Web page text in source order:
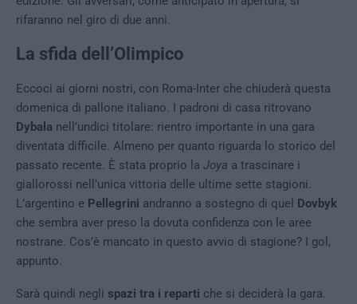
rifaranno nel giro di due anni.
La sfida dell’Olimpico
Eccoci ai giorni nostri, con Roma-Inter che chiuderà questa
domenica di pallone italiano. I padroni di casa ritrovano
Dybala nell’undici titolare: rientro importante in una gara
diventata difficile. Almeno per quanto riguarda lo storico del
passato recente. È stata proprio la Joya a trascinare i
giallorossi nell’unica vittoria delle ultime sette stagioni.
L’argentino e Pellegrini andranno a sostegno di quel Dovbyk
che sembra aver preso la dovuta confidenza con le aree
nostrane. Cos’è mancato in questo avvio di stagione? I gol,
appunto.
Sarà quindi negli spazi tra i reparti che si deciderà la gara.